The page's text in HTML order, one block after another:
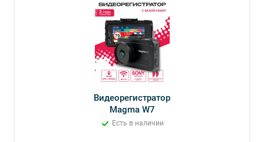
Видеорегистратор
Magma W7
Есть в наличии